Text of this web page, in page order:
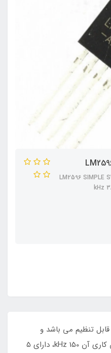
LM2596 SIMPLE
kHz
قابل تنظیم می باشد و
جریان 3 آمپر می باشد. فرکانس کاری آن 150 kHz، دارای 5